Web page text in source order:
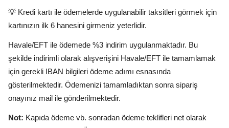
💡 Kredi kartı ile ödemelerde uygulanabilir taksitleri görmek için
kartınızın ilk 6 hanesini girmeniz yeterlidir.
Havale/EFT ile ödemede %3 indirim uygulanmaktadır. Bu
şekilde indirimli olarak alışverişini Havale/EFT ile tamamlamak
için gerekli IBAN bilgileri ödeme adımı esnasında
gösterilmektedir. Ödemenizi tamamladıktan sonra sipariş
onayınız mail ile gönderilmektedir.
Not: Kapıda ödeme vb. sonradan ödeme teklifleri net olarak